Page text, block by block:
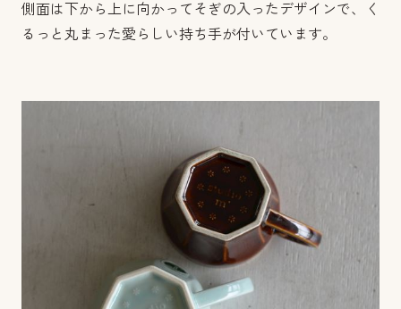
側面は下から上に向かってそぎの入ったデザインで、く
るっと丸まった愛らしい持ち手が付いています。